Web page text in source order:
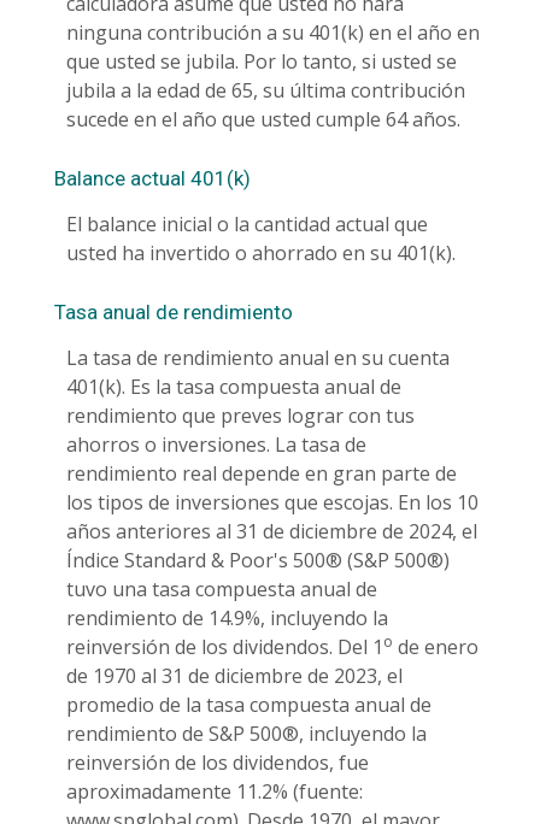
ninguna contribución a su 401(k) en el año en
que usted se jubila. Por lo tanto, si usted se
jubila a la edad de 65, su última contribución
sucede en el año que usted cumple 64 años.
Balance actual 401(k)
El balance inicial o la cantidad actual que
usted ha invertido o ahorrado en su 401(k).
Tasa anual de rendimiento
La tasa de rendimiento anual en su cuenta
401(k). Es la tasa compuesta anual de
rendimiento que preves lograr con tus
ahorros o inversiones. La tasa de
rendimiento real depende en gran parte de
los tipos de inversiones que escojas. En los 10
años anteriores al 31 de diciembre de 2024, el
Índice Standard & Poor's 500® (S&P 500®)
tuvo una tasa compuesta anual de
rendimiento de 14.9%, incluyendo la
reinversión de los dividendos. Del 1 o de enero
de 1970 al 31 de diciembre de 2023, el
promedio de la tasa compuesta anual de
rendimiento de S&P 500®, incluyendo la
reinversión de los dividendos, fue
aproximadamente 11.2% (fuente: